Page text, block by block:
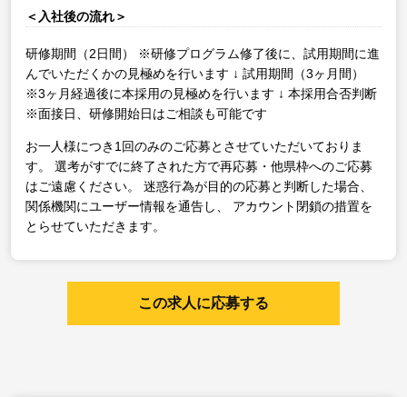
＜入社後の流れ＞
研修期間（2日間）
※研修プログラム修了後に、試用期間に進
んでいただくかの見極めを行います ↓ 試用期間（3ヶ月間）
※3ヶ月経過後に本採用の見極めを行います ↓ 本採用合否判断
※面接日、研修開始日はご相談も可能です
お一人様につき1回のみのご応募とさせていただいておりま
す。
選考がすでに終了された方で再応募・他県枠へのご応募
はご遠慮ください。
迷惑行為が目的の応募と判断した場合、
関係機関にユーザー情報を通告し、
アカウント閉鎖の措置を
とらせていただきます。
この求人に応募する